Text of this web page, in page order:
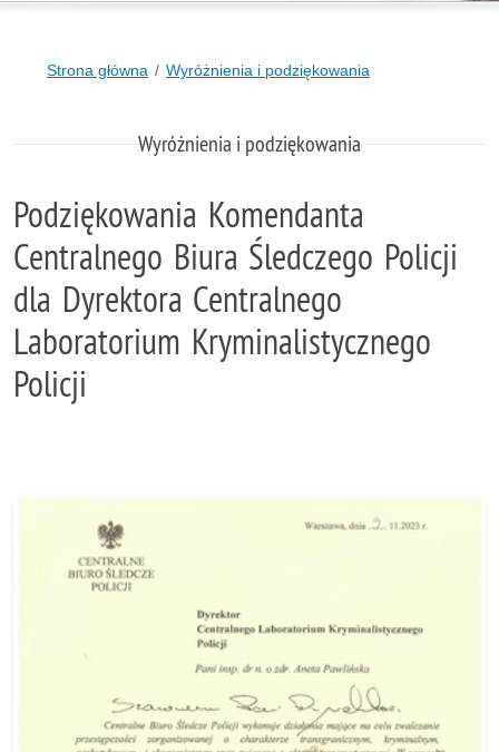
Strona główna Wyróżnienia i podziękowania
Wyróżnienia i podziękowania
Podziękowania Komendanta
Centralnego Biura Śledczego Policji
dla Dyrektora Centralnego
Laboratorium Kryminalistycznego
Policji